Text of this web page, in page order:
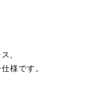
,
様です。